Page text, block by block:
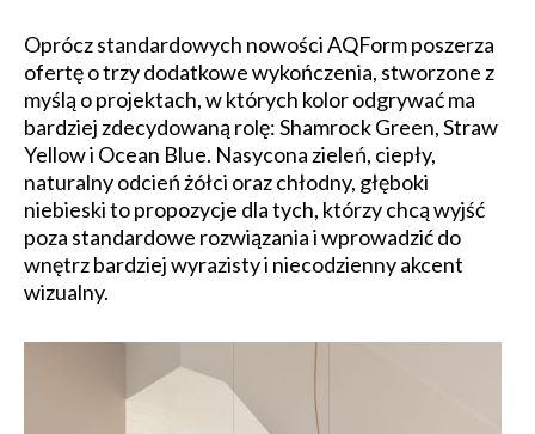
Oprócz standardowych nowości AQForm poszerza
ofertę o trzy dodatkowe wykończenia, stworzone z
myślą o projektach, w których kolor odgrywać ma
bardziej zdecydowaną rolę: Shamrock Green, Straw
Yellow i Ocean Blue. Nasycona zieleń, ciepły,
naturalny odcień żółci oraz chłodny, głęboki
niebieski to propozycje dla tych, którzy chcą wyjść
poza standardowe rozwiązania i wprowadzić do
wnętrz bardziej wyrazisty i niecodzienny akcent
wizualny.